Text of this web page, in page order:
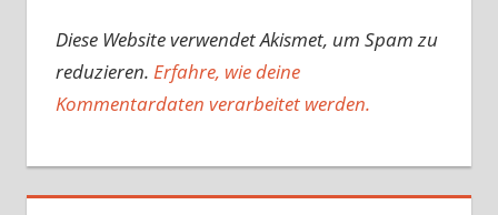
Diese Website verwendet Akismet, um Spam zu
reduzieren. Erfahre, wie deine
Kommentardaten verarbeitet werden.